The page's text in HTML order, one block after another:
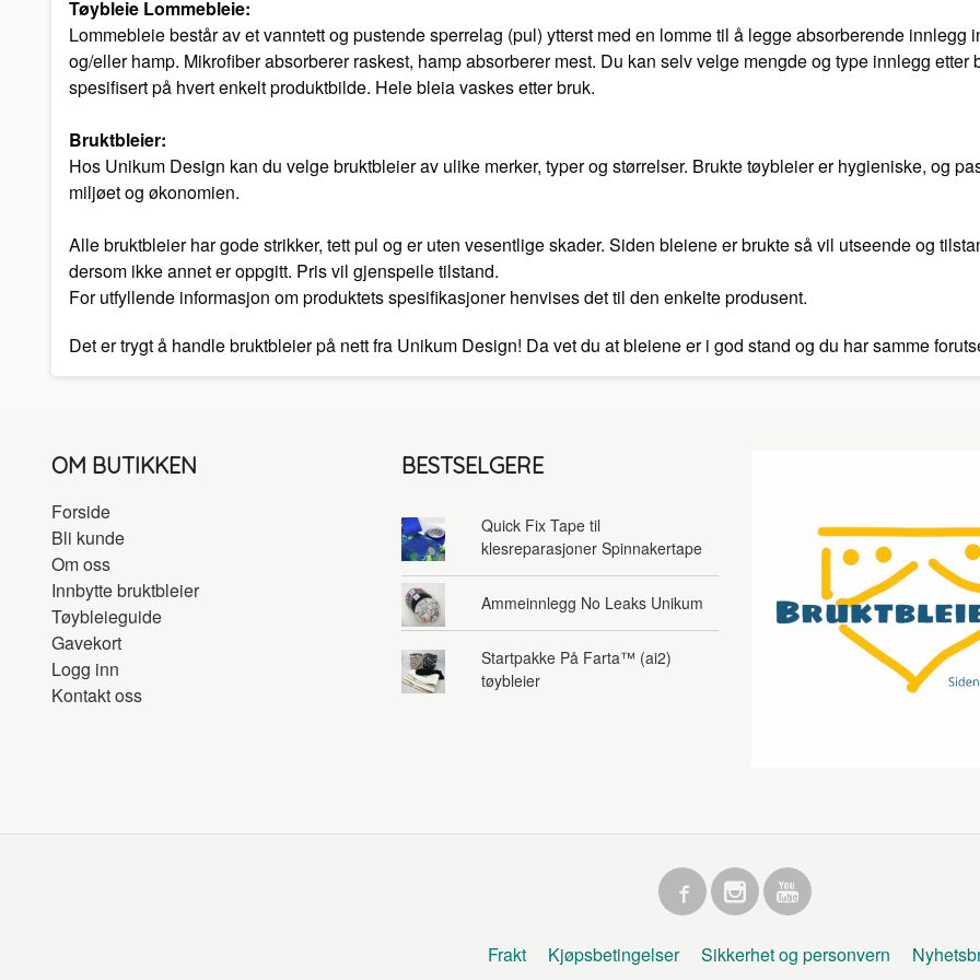
Tøybleie Lommebleie:
Lommebleie består av et vanntett og pustende sperrelag (pul) ytterst med en lomme til å legge absorberende
og/eller hamp. Mikrofiber absorberer raskest, hamp absorberer mest. Du kan selv velge mengde og type innlegg
spesifisert på hvert enkelt produktbilde. Hele bleia vaskes etter bruk.
Bruktbleier:
Hos Unikum Design kan du velge bruktbleier av ulike merker, typer og størrelser. Brukte tøybleier er hygieniske, og
miljøet og økonomien.
Alle bruktbleier har gode strikker, tett pul og er uten vesentlige skader. Siden bleiene er brukte så vil utseende og
dersom ikke annet er oppgitt. Pris vil gjenspeile tilstand.
For utfyllende informasjon om produktets spesifikasjoner henvises det til den enkelte produsent.
Det er trygt å handle bruktbleier på nett fra Unikum Design! Da vet du at bleiene er i god stand og du har samme
OM BUTIKKEN
Forside
Bli kunde
Om oss
Innbytte bruktbleier
Tøybleieguide
Gavekort
Logg inn
Kontakt oss
BESTSELGERE
Quick Fix Tape til
klesreparasjoner Spinnakertape
Ammeinnlegg No Leaks Unikum
Startpakke På Farta™ (ai2)
tøybleier
Frakt Kjøpsbetingelser Sikkerhet og personvern